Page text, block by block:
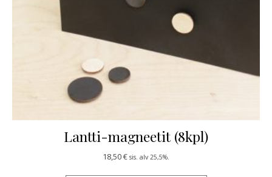
Lantti-magneetit (8kpl)
18,50€ sis. alv 25,5%.